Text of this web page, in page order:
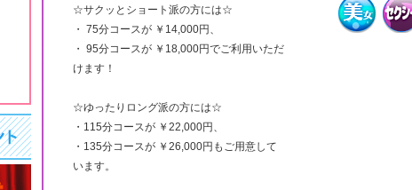
☆サクッとショート派の方には☆
・ 75分コースが ￥14,000円、
・ 95分コースが ￥18,000円でご利用いただ
けます！
☆ゆったりロング派の方には☆
・115分コースが ￥22,000円、
・135分コースが ￥26,000円もご用意して
います。